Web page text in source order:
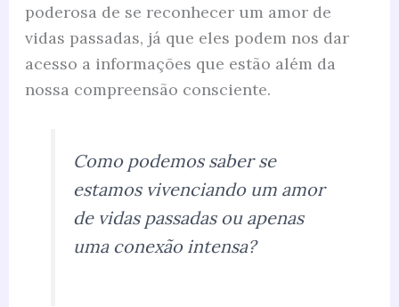
poderosa de se reconhecer um amor de
vidas passadas, já que eles podem nos dar
acesso a informações que estão além da
nossa compreensão consciente.
Como podemos saber se
estamos vivenciando um amor
de vidas passadas ou apenas
uma conexão intensa?